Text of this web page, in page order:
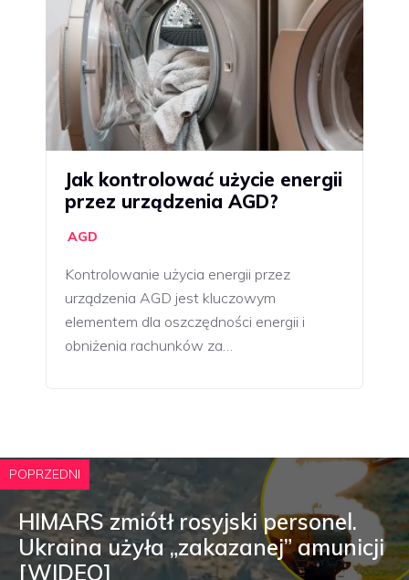
Jak kontrolować użycie energii
przez urządzenia AGD?
AGD
Kontrolowanie użycia energii przez
urządzenia AGD jest kluczowym
elementem dla oszczędności energii i
obniżenia rachunków za…
POPRZEDNI
HIMARS zmiótł rosyjski personel.
Ukraina użyła „zakazanej” amunicji
[WIDEO]